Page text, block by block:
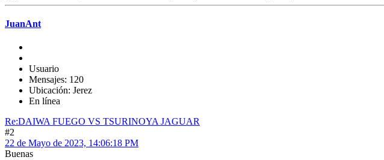
JuanAnt
Usuario
Mensajes: 120
Ubicación: Jerez
En línea
Re:DAIWA FUEGO VS TSURINOYA JAGUAR
#2
22 de Mayo de 2023, 14:06:18 PM
Buenas